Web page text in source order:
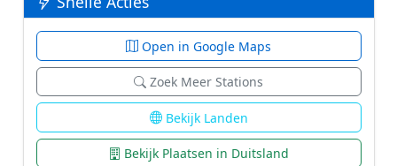
Open in Google Maps
Zoek Meer Stations
Bekijk Landen
Bekijk Plaatsen in Duitsland